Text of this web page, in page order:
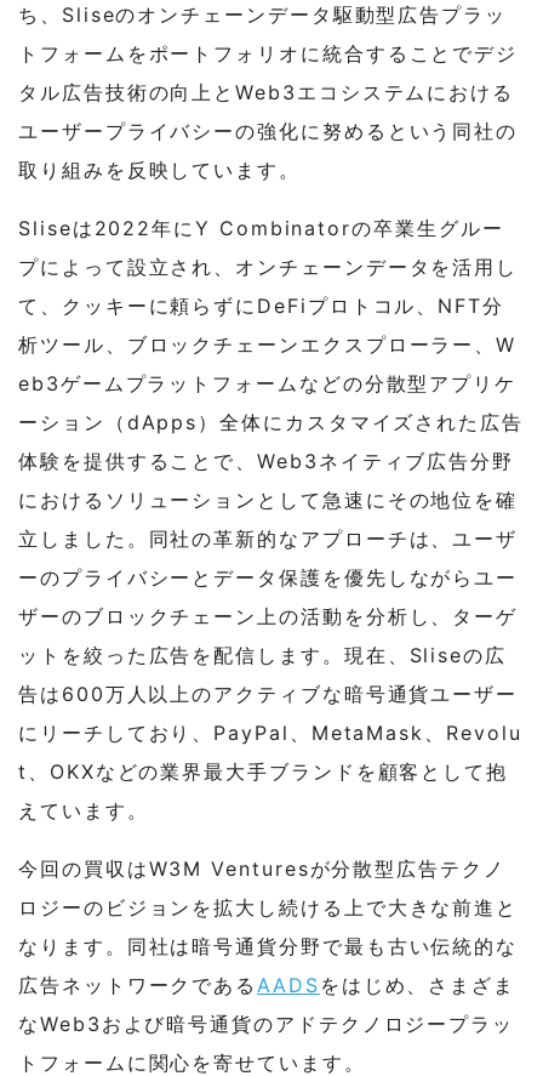
ち、Sliseのオンチェーンデータ駆動型広告プラッ
トフォームをポートフォリオに統合することでデジ
タル広告技術の向上とWeb3エコシステムにおける
ユーザープライバシーの強化に努めるという同社の
取り組みを反映しています。
Sliseは2022年にY Combinatorの卒業生グルー
プによって設立され、オンチェーンデータを活用し
て、クッキーに頼らずにDeFiプロトコル、NFT分
析ツール、ブロックチェーンエクスプローラー、W
eb3ゲームプラットフォームなどの分散型アプリケ
ーション（dApps）全体にカスタマイズされた広告
体験を提供することで、Web3ネイティブ広告分野
におけるソリューションとして急速にその地位を確
立しました。同社の革新的なアプローチは、ユーザ
ーのプライバシーとデータ保護を優先しながらユー
ザーのブロックチェーン上の活動を分析し、ターゲ
ットを絞った広告を配信します。現在、Sliseの広
告は600万人以上のアクティブな暗号通貨ユーザー
にリーチしており、PayPal、MetaMask、Revolu
t、OKXなどの業界最大手ブランドを顧客として抱
えています。
今回の買収はW3M Venturesが分散型広告テクノ
ロジーのビジョンを拡大し続ける上で大きな前進と
なります。同社は暗号通貨分野で最も古い伝統的な
広告ネットワークである AADS をはじめ、さまざま
なWeb3および暗号通貨のアドテクノロジープラッ
トフォームに関心を寄せています。